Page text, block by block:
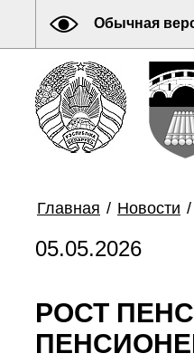
Обычная
Главная / Новости /
05.05.2026
РОСТ